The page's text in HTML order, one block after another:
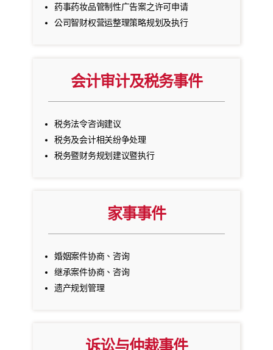
药事药妆品管制性广告案之许可申请
公司智财权营运整理策略规划及执行
会计审计及税务事件
税务法令咨询建议
税务及会计相关纷争处理
税务暨财务规划建议暨执行
家事事件
婚姻案件协商、咨询
继承案件协商、咨询
遗产规划管理
诉讼与仲裁事件